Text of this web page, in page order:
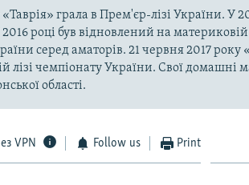
грала в Прем'єр-лізі України. У
році був відновлений на
серед аматорів. 21 червня 2017 року
лізі чемпіонату України. Свої домашні
області.
VPN Follow us Print